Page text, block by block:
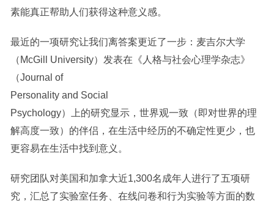
素能真正帮助人们获得这种意义感。
最近的一项研究让我们离答案更近了一步：麦吉尔大学
（McGill University）发表在《人格与社会心理学杂志》
（Journal of
Personality and Social
Psychology）上的研究显示，世界观一致（即对世界的理
解高度一致）的伴侣，在生活中经历的不确定性更少，也
更容易在生活中找到意义。
研究团队对美国和加拿大近1,300名成年人进行了五项研
究，汇总了实验室任务、在线问卷和行为实验等方面的数